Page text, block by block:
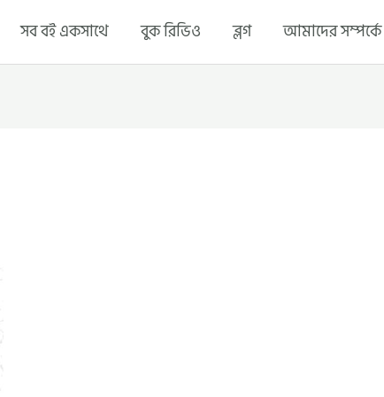
সব বই একসাথে বুক রিভিও ব্লগ আমাদের সম্পর্কে